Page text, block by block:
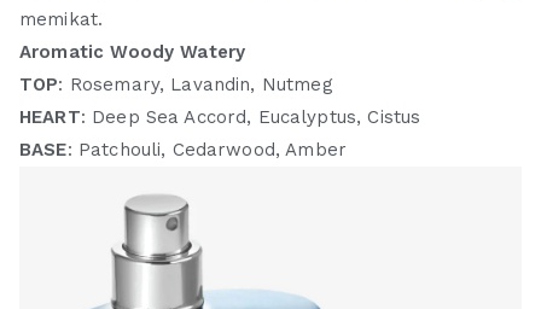
memikat.
Aromatic Woody Watery
TOP: Rosemary, Lavandin, Nutmeg
HEART: Deep Sea Accord, Eucalyptus, Cistus
BASE: Patchouli, Cedarwood, Amber